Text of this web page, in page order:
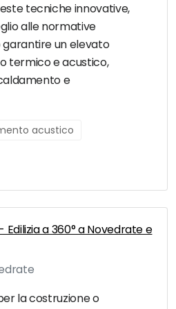
tecniche innovative,
alle normative
garantire un elevato
termico e acustico,
e
acustico
Edilizia a 360° a Novedrate e
la costruzione o